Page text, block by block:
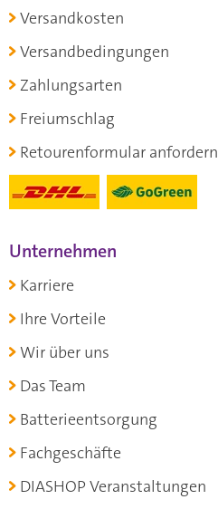
Versandkosten
Versandbedingungen
Zahlungsarten
Freiumschlag
Retourenformular anfordern
Unternehmen
Karriere
Ihre Vorteile
Wir über uns
Das Team
Batterieentsorgung
Fachgeschäfte
DIASHOP Veranstaltungen